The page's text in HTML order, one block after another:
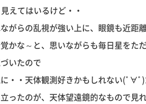
えてはいるけど・・
がらの乱視が強い上に、眼鏡も近距
かな～と、思いながらも毎日星をた
いたので
・・天体観測好きかもしれない(ﾟ∀
ったのが、天体望遠鏡的なもので見